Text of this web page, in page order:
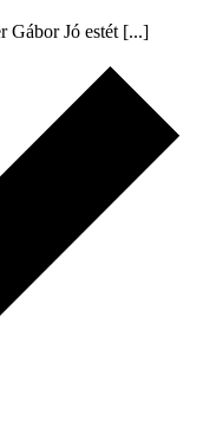
Gábor Jó estét [...]